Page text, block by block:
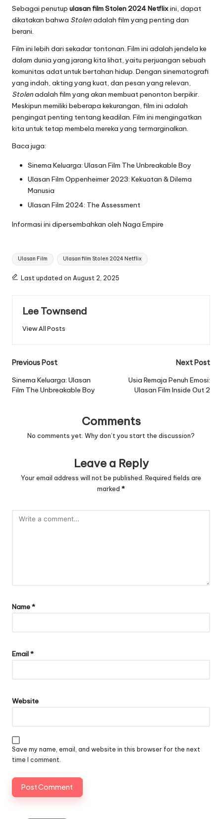
Sebagai penutup ulasan film Stolen 2024 Netflixini, dapat
dikatakan bahwa Stolenadalah film yang penting dan
berani.
Film ini lebih dari sekadar tontonan. Film ini adalah jendela ke
dalam dunia yang jarang kita lihat, yaitu perjuangan sebuah
komunitas adat untuk bertahan hidup. Dengan sinematografi
yang indah, akting yang kuat, dan pesan yang relevan,
Stolenadalah film yang akan membuat penonton berpikir.
Meskipun memiliki beberapa kekurangan, film ini adalah
pengingat penting tentang keadilan. Film ini mengingatkan
kita untuk tetap membela mereka yang termarginalkan.
Baca juga:
Sinema Keluarga: Ulasan Film The Unbreakable Boy
Ulasan Film Oppenheimer 2023: Kekuatan & Dilema
Manusia
Ulasan Film 2024: The Assessment
Informasi ini dipersembahkan oleh Naga Empire
Tags:
Ulasan Film Ulasan film Stolen 2024 Netflix
Last updated on August 2, 2025
Lee Townsend
View All Posts
Post
navigation
Previous Post
Sinema Keluarga: Ulasan
Film The Unbreakable Boy
Next Post
Usia Remaja Penuh Emosi:
Ulasan Film Inside Out 2
Comments
No comments yet. Why don’t you start the discussion?
Leave a Reply
Your email address will not be published. Required fields are
marked *
Name*
Email*
Website
Save my name, email, and website in this browser for the next
time I comment.